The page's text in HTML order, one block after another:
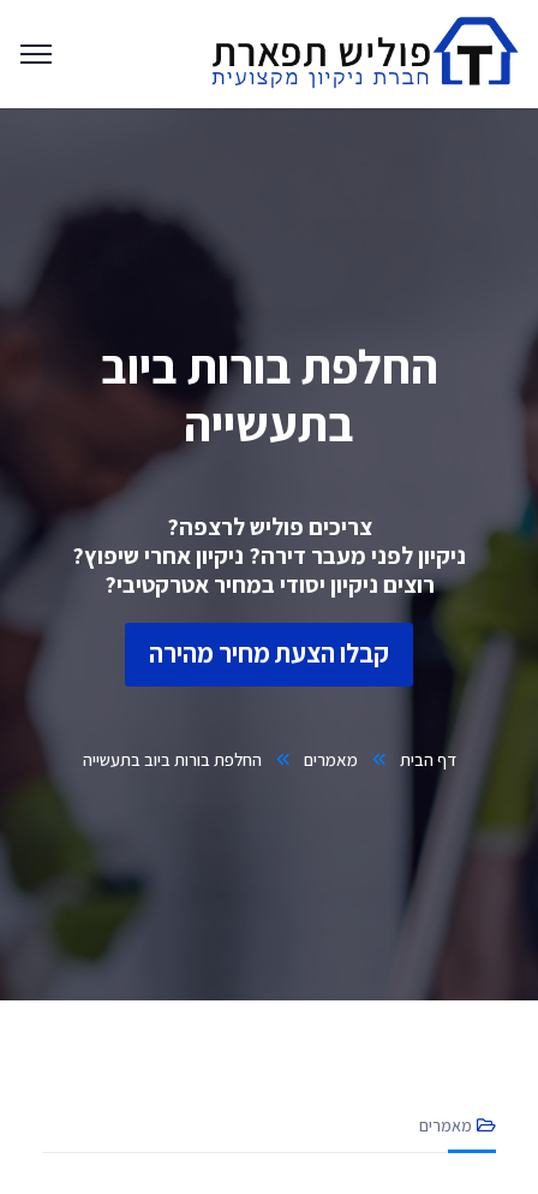
החלפת בורות ביוב
בתעשייה
צריכים פוליש לרצפה?
ניקיון לפני מעבר דירה? ניקיון אחרי שיפוץ?
רוצים ניקיון יסודי במחיר אטרקטיבי?
קבלו הצעת מחיר מהירה
דף הבית מאמרים החלפת בורות ביוב בתעשייה
מאמרים